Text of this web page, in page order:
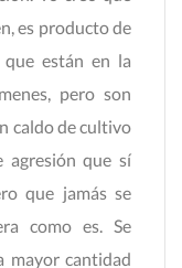
es producto de
que están en la
pero son
caldo de cultivo
agresión que sí
que jamás se
como es. Se
mayor cantidad